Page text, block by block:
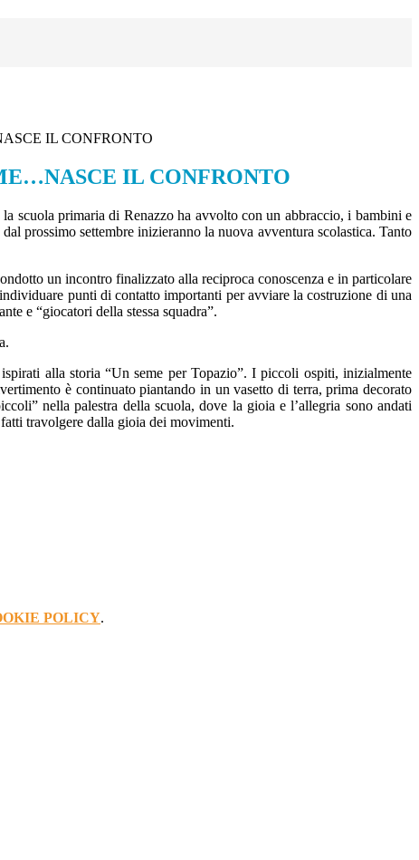
IL CONFRONTO
IL CONFRONTO
la scuola primaria di Renazzo ha avvolto con un abbraccio, i bambini e
prossimo settembre inizieranno la nuova avventura scolastica. Tanto
un incontro finalizzato alla reciproca conoscenza e in particolare
punti di contatto importanti per avviare la costruzione di una
e “giocatori della stessa squadra”.
alla storia “Un seme per Topazio”. I piccoli ospiti, inizialmente
è continuato piantando in un vasetto di terra, prima decorato
nella palestra della scuola, dove la gioia e l’allegria sono andati
travolgere dalla gioia dei movimenti.
POLICY.